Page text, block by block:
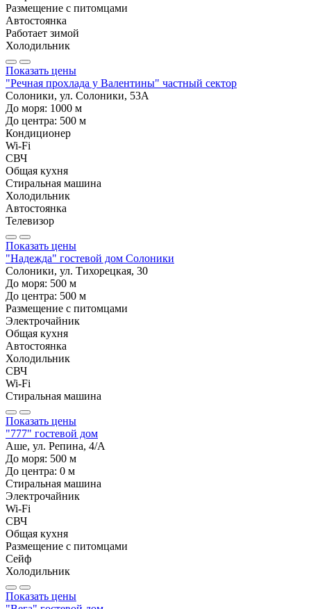
Размещение с питомцами
Автостоянка
Работает зимой
Холодильник
Показать цены
"Речная прохлада у Валентины" частный сектор
Солоники, ул. Солоники, 53А
До моря: 1000 м
До центра: 500 м
Кондиционер
Wi-Fi
СВЧ
Общая кухня
Стиральная машина
Холодильник
Автостоянка
Телевизор
Показать цены
"Надежда" гостевой дом Солоники
Солоники, ул. Тихорецкая, 30
До моря: 500 м
До центра: 500 м
Размещение с питомцами
Электрочайник
Общая кухня
Автостоянка
Холодильник
СВЧ
Wi-Fi
Стиральная машина
Показать цены
"777" гостевой дом
Аше, ул. Репина, 4/А
До моря: 500 м
До центра: 0 м
Стиральная машина
Электрочайник
Wi-Fi
СВЧ
Общая кухня
Размещение с питомцами
Сейф
Холодильник
Показать цены